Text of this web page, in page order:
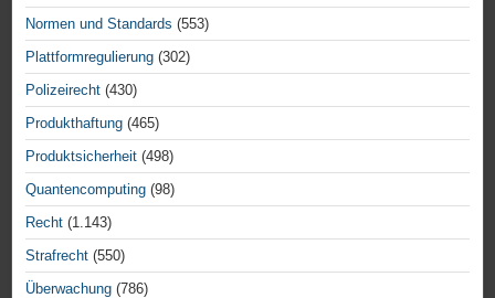
Normen und Standards (553)
Plattformregulierung (302)
Polizeirecht (430)
Produkthaftung (465)
Produktsicherheit (498)
Quantencomputing (98)
Recht (1.143)
Strafrecht (550)
Überwachung (786)